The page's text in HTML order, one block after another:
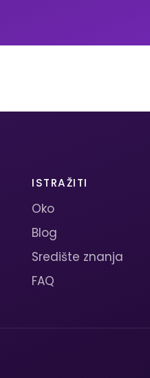
ISTRAŽITI
Oko
Blog
Središte znanja
FAQ